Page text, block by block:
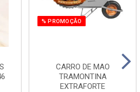
% PROMOÇÃO
CARRO DE MAO
TRAMONTINA
EXTRAFORTE